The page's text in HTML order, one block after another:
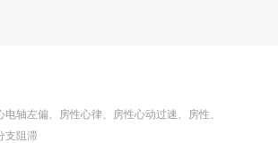
轴左偏、房性心律、房性心动过速、房性、
支阻滞